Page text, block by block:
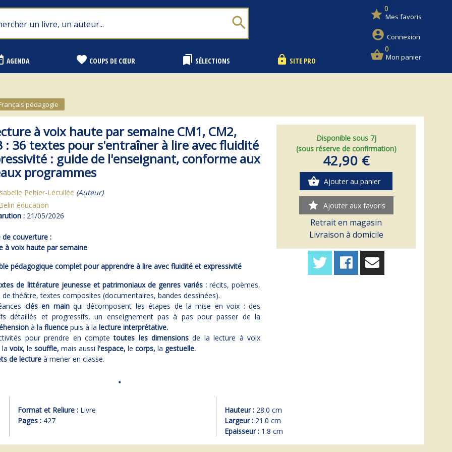
search
AGENDA favorite COUPS DE CŒUR bookmarks SÉLECTIONS lock SITE PRO
star 0
Mes favoris
account_circle Connexion
shopping_basket0
Mon panier
pédagogie
à voix haute par semaine CM1, CM2,
: 36 textes pour s'entraîner à lire avec fluidité
: guide de l'enseignant, conforme aux
programmes
Peltier-Lécullée (Auteur)
éducation
: 21/05/2026
couverture :
à voix haute par semaine
pédagogique complet pour apprendre à lire avec fluidité et expressivité
de littérature jeunesse et patrimoniaux de genres variés : récits, poèmes,
de théâtre, textes composites (documentaires, bandes dessinées).
clés en mainqui décomposent les étapes de la mise en voix : des
détaillés et progressifs, un enseignement pas à pas pour passer de la
à la fluence puis à la lecture interprétative.
pour prendre en comptetoutes les dimensionsde la lecture à voix
voix, le souffle, mais aussi l'espace, le corps, la gestuelle.
de lecture à mener en classe.
Disponible sous 7j
(sous réserve de confirmation)
42,90 €
shopping_basket Ajouter au panier
star Ajouter aux favoris
Retrait en magasin
Livraison à domicile
Format et Reliure : Livre
Pages :427
Hauteur : 28.0 cm
Largeur : 21.0 cm
Epaisseur : 1.8 cm